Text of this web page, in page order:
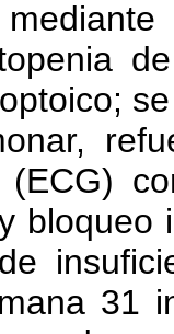
(ECG)
bloqueo
31